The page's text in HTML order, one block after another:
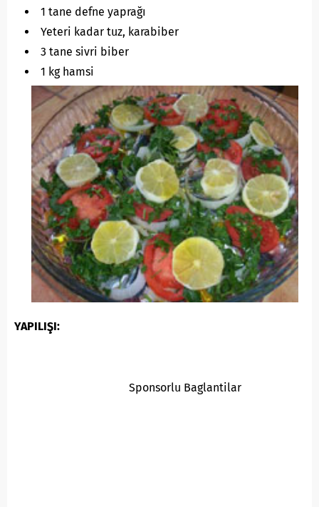
1 tane defne yaprağı
Yeteri kadar tuz, karabiber
3 tane sivri biber
1 kg hamsi
YAPILIŞI:
Sponsorlu Baglantilar